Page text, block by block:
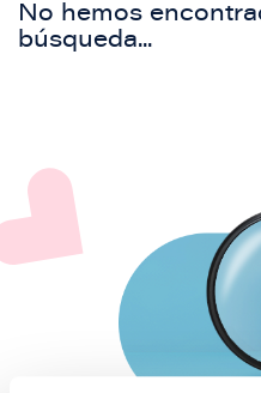
No hemos
búsqueda...